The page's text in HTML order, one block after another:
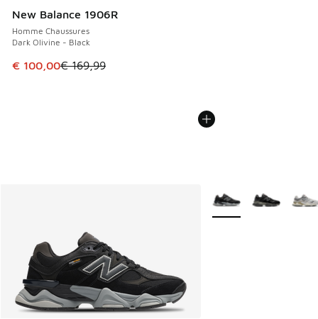
New Balance 1906R
Homme Chaussures
Dark Olivine - Black
Cet article est en promotion. Prix en baisse de € 169,99 à
€ 100,00€ 169,99
Plus de couleurs